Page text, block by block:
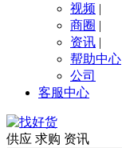
视频 |
商圈 |
资讯 |
帮助中心
公司
客服中心
供应 求购 资讯